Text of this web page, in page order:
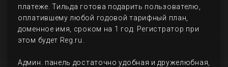
платеже. Тильда готова подарить пользователю,
оплатившему любой годовой тарифный план,
доменное имя, сроком на 1 год. Регистратор при
этом будет Reg.ru.
Админ. панель достаточно удобная и дружелюбная,